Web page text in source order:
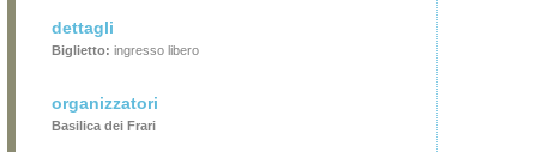
dettagli
Biglietto: ingresso libero
organizzatori
Basilica dei Frari